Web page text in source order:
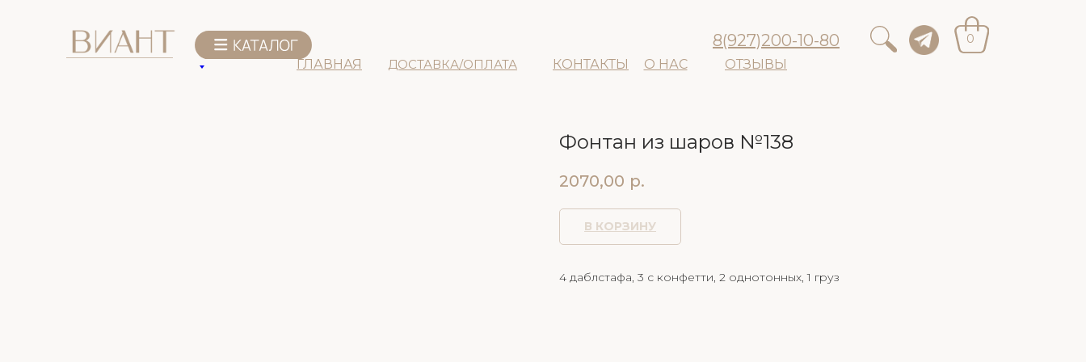
ДОСТАВКА/ОПЛАТА
ГЛАВНАЯ КОНТАКТЫ О НАС ОТЗЫВЫ
8(927)200-10-80 0
Фонтан из шаров №138
2070,00 р.
В КОРЗИНУ
4 даблстафа, 3 с конфетти, 2 однотонных, 1 груз